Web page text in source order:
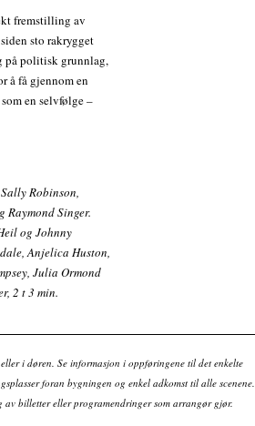
fremstilling av
sto rakrygget
på politisk grunnlag,
å få gjennom en
en selvfølge –
Robinson,
Raymond Singer.
og Johnny
Anjelica Huston,
Julia Ormond
2 t 3 min.
i døren. Se informasjon i oppføringene til det enkelte
foran bygningen og enkel adkomst til alle scenene.
av billetter eller programendringer som arrangør gjør.